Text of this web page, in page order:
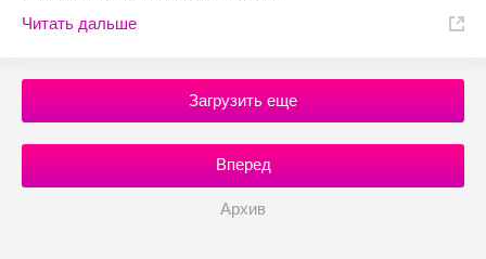
Читать дальше
Загрузить еще
Вперед
Архив